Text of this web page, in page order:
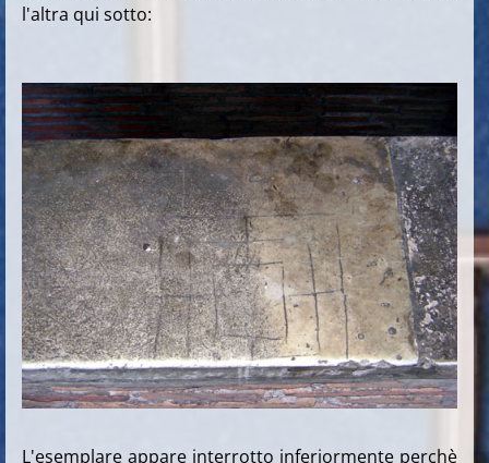
l'altra qui sotto:
L'esemplare appare interrotto inferiormente perchè